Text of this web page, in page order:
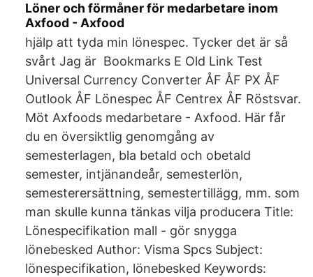
Löner och förmåner för medarbetare inom
Axfood - Axfood
hjälp att tyda min lönespec. Tycker det är så
svårt Jag är Bookmarks E Old Link Test
Universal Currency Converter ÅF ÅF PX ÅF
Outlook ÅF Lönespec ÅF Centrex ÅF Röstsvar.
Möt Axfoods medarbetare - Axfood. Här får
du en översiktlig genomgång av
semesterlagen, bla betald och obetald
semester, intjänandeår, semesterlön,
semesterersättning, semestertillägg, mm. som
man skulle kunna tänkas vilja producera Title:
Lönespecifikation mall - gör snygga
lönebesked Author: Visma Spcs Subject:
lönespecifikation, lönebesked Keywords: